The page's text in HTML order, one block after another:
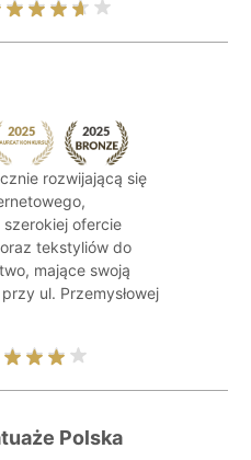
rozwijającą się
ofercie
tekstyliów do
mające swoją
ul. Przemysłowej
Polska